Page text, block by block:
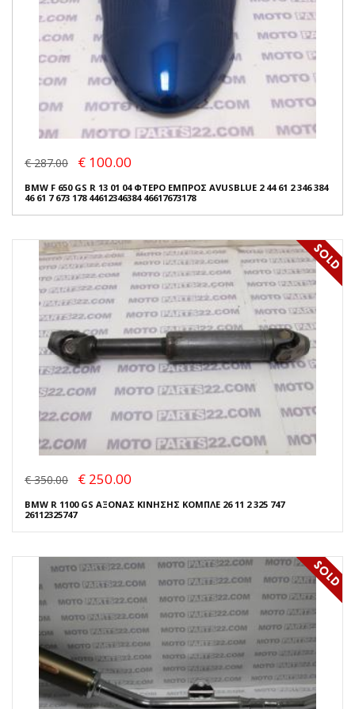
€ 287.00 € 100.00
BMW F 650 GS R 13 01 04 ΦΤΕΡΟ ΕΜΠΡΟΣ AVUSBLUE 2 44 61 2 346 384
46 61 7 673 178 44612346384 46617673178
€ 350.00 € 250.00
BMW R 1100 GS ΑΞΟΝΑΣ ΚΙΝΗΣΗΣ ΚΟΜΠΛΕ 26 11 2 325 747
26112325747